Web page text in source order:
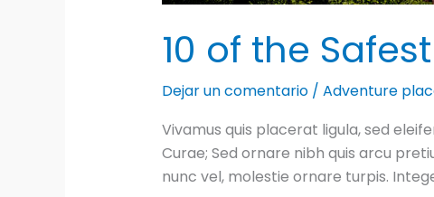
10 of the
Dejar un comentario / Adventure
Vivamus quis placerat ligula, sed
Curae; Sed ornare nibh quis arcu
nunc vel, molestie ornare turpis.